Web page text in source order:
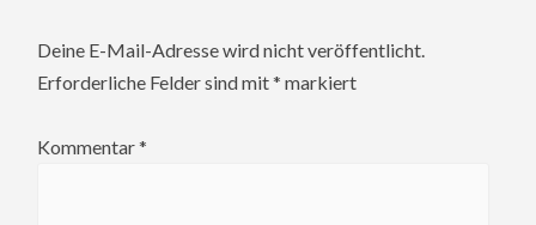
Deine E-Mail-Adresse wird nicht veröffentlicht.
Erforderliche Felder sind mit* markiert
Kommentar*